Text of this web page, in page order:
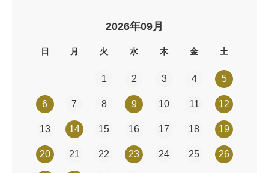
2026年09月
日 月 火 水 木 金 土
1 2 3 4 5
6 7 8 9 10 11 12
13 14 15 16 17 18 19
20 21 22 23 24 25 26